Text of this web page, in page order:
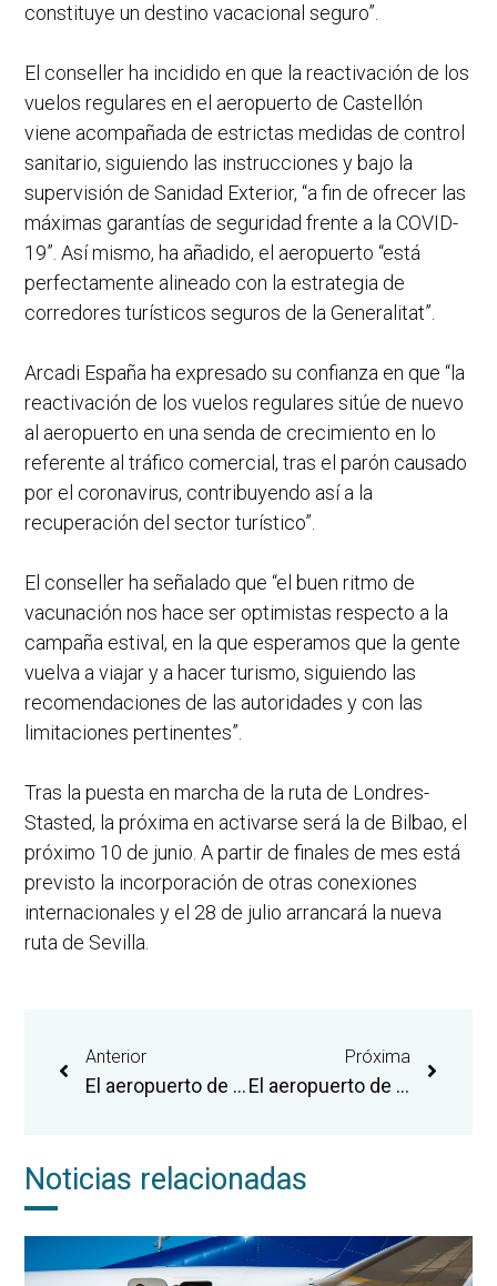
constituye un destino vacacional seguro”.
El conseller ha incidido en que la reactivación de los
vuelos regulares en el aeropuerto de Castellón
viene acompañada de estrictas medidas de control
sanitario, siguiendo las instrucciones y bajo la
supervisión de Sanidad Exterior, “a fin de ofrecer las
máximas garantías de seguridad frente a la COVID-
19”. Así mismo, ha añadido, el aeropuerto “está
perfectamente alineado con la estrategia de
corredores turísticos seguros de la Generalitat”.
Arcadi España ha expresado su confianza en que “la
reactivación de los vuelos regulares sitúe de nuevo
al aeropuerto en una senda de crecimiento en lo
referente al tráfico comercial, tras el parón causado
por el coronavirus, contribuyendo así a la
recuperación del sector turístico”.
El conseller ha señalado que “el buen ritmo de
vacunación nos hace ser optimistas respecto a la
campaña estival, en la que esperamos que la gente
vuelva a viajar y a hacer turismo, siguiendo las
recomendaciones de las autoridades y con las
limitaciones pertinentes”.
Tras la puesta en marcha de la ruta de Londres-
Stasted, la próxima en activarse será la de Bilbao, el
próximo 10 de junio. A partir de finales de mes está
previsto la incorporación de otras conexiones
internacionales y el 28 de julio arrancará la nueva
ruta de Sevilla.
Anterior
El aeropuerto de Castellón expone su estrategia de diversificación al Colegio de Ingenieros Industriales de la Comunitat Valenciana
Próxima
El aeropuerto de Castellón ofrecerá un servicio de realización de pruebas de COVID-19 de acuerdo con la estrategia de corredores turísticos seguros
Noticias relacionadas